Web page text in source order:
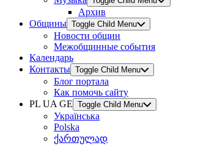
Архив
Общины Toggle Child Menu
Новости общин
Межобщинные события
Календарь
Контакты Toggle Child Menu
Блог портала
Как помочь сайту
PL UA GE Toggle Child Menu
Українська
Polska
ქართულად